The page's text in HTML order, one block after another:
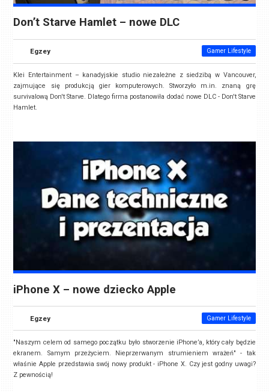
Don’t Starve Hamlet – nowe DLC
Egzey Gamer Lifestyle
Klei Entertainment – kanadyjskie studio niezależne z siedzibą w Vancouver,
zajmujące się produkcją gier komputerowych. Stworzyło m.in. znaną grę
survivalową Don't Starve. Dlatego firma postanowiła dodać nowe DLC - Don't Starve
Hamlet.
iPhone X – nowe dziecko Apple
Egzey Gamer Lifestyle
"Naszym celem od samego początku było stworzenie iPhone’a, który cały będzie
ekranem. Samym przeżyciem. Nieprzerwanym strumieniem wrażeń" - tak
właśnie Apple przedstawia swój nowy produkt - iPhone X. Czy jest godny uwagi?
Z pewnością!